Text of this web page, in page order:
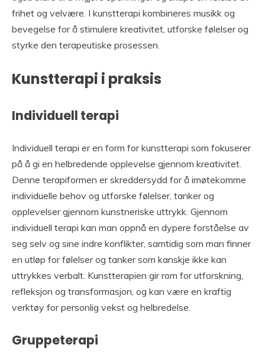
frihet og velvære. I kunstterapi kombineres musikk og
bevegelse for å stimulere kreativitet, utforske følelser og
styrke den terapeutiske prosessen.
Kunstterapi i praksis
Individuell terapi
Individuell terapi er en form for kunstterapi som fokuserer
på å gi en helbredende opplevelse gjennom kreativitet.
Denne terapiformen er skreddersydd for å imøtekomme
individuelle behov og utforske følelser, tanker og
opplevelser gjennom kunstneriske uttrykk. Gjennom
individuell terapi kan man oppnå en dypere forståelse av
seg selv og sine indre konflikter, samtidig som man finner
en utløp for følelser og tanker som kanskje ikke kan
uttrykkes verbalt. Kunstterapien gir rom for utforskning,
refleksjon og transformasjon, og kan være en kraftig
verktøy for personlig vekst og helbredelse.
Gruppeterapi